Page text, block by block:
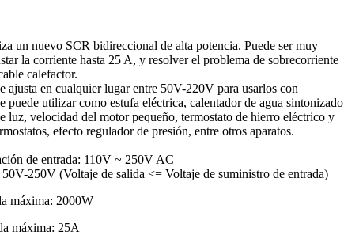
un nuevo SCR bidireccional de alta potencia. Puede ser muy
la corriente hasta 25 A, y resolver el problema de sobrecorriente
calefactor.
ajusta en cualquier lugar entre 50V-220V para usarlos con
puede utilizar como estufa eléctrica, calentador de agua sintonizado
luz, velocidad del motor pequeño, termostato de hierro eléctrico y
efecto regulador de presión, entre otros aparatos.
de entrada: 110V ~ 250V AC
250V (Voltaje de salida <= Voltaje de suministro de entrada)
máxima: 2000W
máxima: 25A